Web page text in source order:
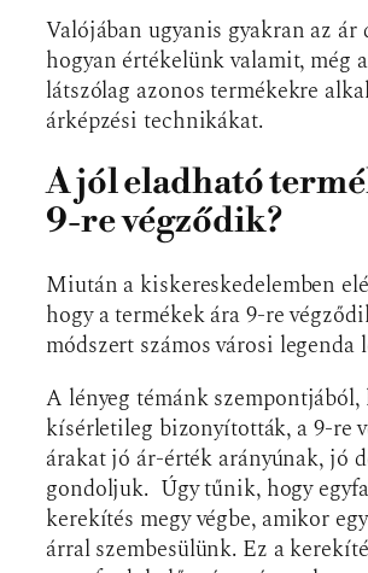
Valójában ugyanis gyakran az
hogyan értékelünk valamit, még
látszólag azonos termékekre
árképzési technikákat.
A jól eladható
9-re végződik?
Miután a kiskereskedelemben
hogy a termékek ára 9-re
módszert számos városi
A lényeg témánk szempontjából,
kísérletileg bizonyították, a 9-re
árakat jó ár-érték arányúnak, jó
gondoljuk. Úgy tűnik, hogy
kerekítés megy végbe, amikor
árral szembesülünk. Ez a